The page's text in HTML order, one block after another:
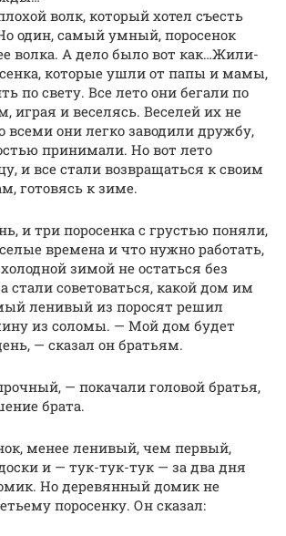
волк, который хотел съесть
один, самый умный, поросенок
волка. А дело было вот как…Жили-
которые ушли от папы и мамы,
по свету. Все лето они бегали по
играя и веселясь. Веселей их не
всеми они легко заводили дружбу,
принимали. Но вот лето
и все стали возвращаться к своим
готовясь к зиме.
и три поросенка с грустью поняли,
времена и что нужно работать,
зимой не остаться без
стали советоваться, какой дом им
ленивый из поросят решил
из соломы. — Мой дом будет
— сказал он братьям.
— покачали головой братья,
брата.
менее ленивый, чем первый,
и — тук-тук-тук — за два дня
Но деревянный домик не
поросенку. Он сказал: